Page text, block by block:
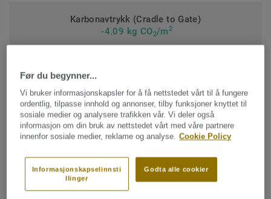
Karbonavtrykk (Cradle to Gate)
-4.09 kg CO2/m2
KONTAKT OSS
Før du begynner...
Vi bruker informasjonskapsler for å få nettstedet vårt til å fungere
ordentlig, tilpasse innhold og annonser, tilby funksjoner knyttet til
sosiale medier og analysere trafikken vår. Vi deler også
informasjon om din bruk av nettstedet vårt med våre partnere
innenfor sosiale medier, reklame og analyse. Cookie Policy
Godta alle cookier
Informasjonskapselinnsti
llinger